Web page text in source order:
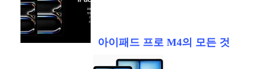
아이패드 프로 M4의 모든 것